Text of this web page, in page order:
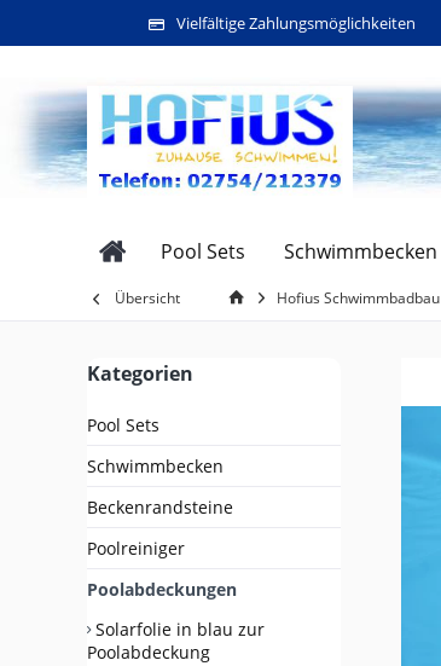
Vielfältige Zahlungsmöglichkeiten
Pool Sets Schwimmbecken
Übersicht Hofius Schwimmbadbau
Kategorien
Pool Sets
Schwimmbecken
Beckenrandsteine
Poolreiniger
Poolabdeckungen
Solarfolie in blau zur
Poolabdeckung